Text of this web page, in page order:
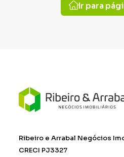
Ir para
Ribeiro e Arrabal Negócios
CRECI PJ3327